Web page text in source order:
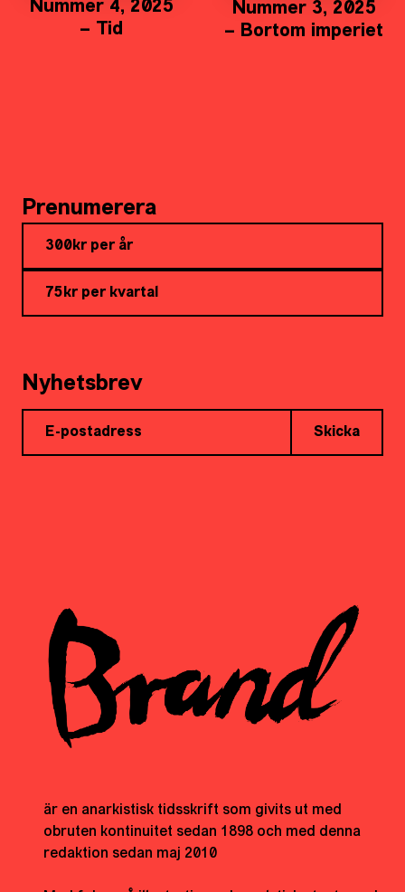
Nummer 4, 2025
– Tid
Nummer 3, 2025
– Bortom imperiet
Prenumerera
300kr per år
75kr per kvartal
Nyhetsbrev
Skicka
är en anarkistisk tidsskrift som givits ut med
obruten kontinuitet sedan 1898 och med denna
redaktion sedan maj 2010